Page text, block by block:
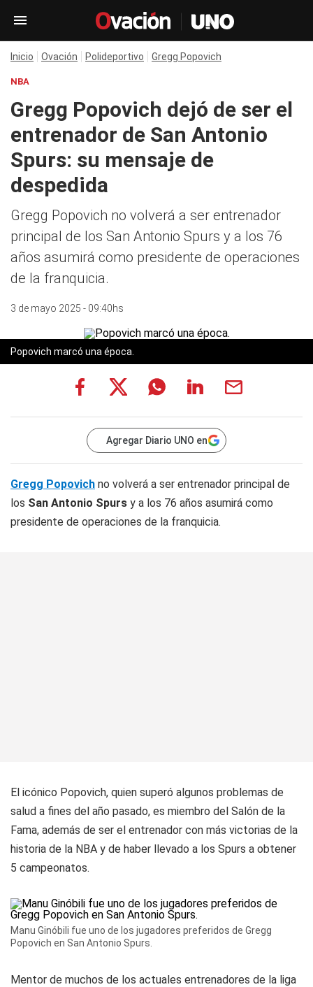
Inicio Ovación Polideportivo Gregg Popovich
NBA
Gregg Popovich dejó de ser el
entrenador de San Antonio
Spurs: su mensaje de
despedida
Gregg Popovich no volverá a ser entrenador
principal de los San Antonio Spurs y a los 76
años asumirá como presidente de operaciones
de la franquicia.
3 de mayo 2025 - 09:40hs
Popovich marcó una época.
Agregar Diario UNO en
Gregg Popovich no volverá a ser entrenador principal de
los San Antonio Spurs y a los 76 años asumirá como
presidente de operaciones de la franquicia.
El icónico Popovich, quien superó algunos problemas de
salud a fines del año pasado, es miembro del Salón de la
Fama, además de ser el entrenador con más victorias de la
historia de la NBA y de haber llevado a los Spurs a obtener
5 campeonatos.
Manu Ginóbili fue uno de los jugadores preferidos de Gregg
Popovich en San Antonio Spurs.
Mentor de muchos de los actuales entrenadores de la liga